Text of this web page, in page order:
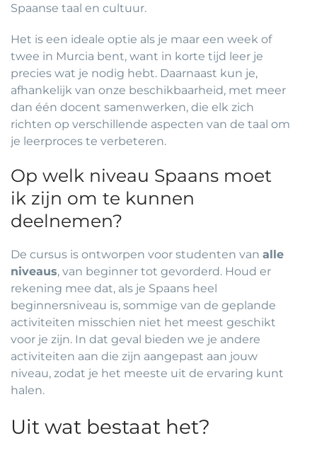
Spaanse taal en cultuur.
Het is een ideale optie als je maar een week of
twee in Murcia bent, want in korte tijd leer je
precies wat je nodig hebt. Daarnaast kun je,
afhankelijk van onze beschikbaarheid, met meer
dan één docent samenwerken, die elk zich
richten op verschillende aspecten van de taal om
je leerproces te verbeteren.
Op welk niveau Spaans moet
ik zijn om te kunnen
deelnemen?
De cursus is ontworpen voor studenten van alle
niveaus, van beginner tot gevorderd. Houd er
rekening mee dat, als je Spaans heel
beginnersniveau is, sommige van de geplande
activiteiten misschien niet het meest geschikt
voor je zijn. In dat geval bieden we je andere
activiteiten aan die zijn aangepast aan jouw
niveau, zodat je het meeste uit de ervaring kunt
halen.
Uit wat bestaat het?